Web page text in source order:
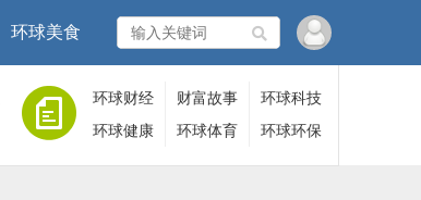
环球美食
环球财经 财富故事
环球科技
环球健康
环球体育 环球环保